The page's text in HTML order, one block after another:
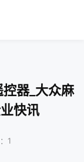
器_大众麻
快讯
1